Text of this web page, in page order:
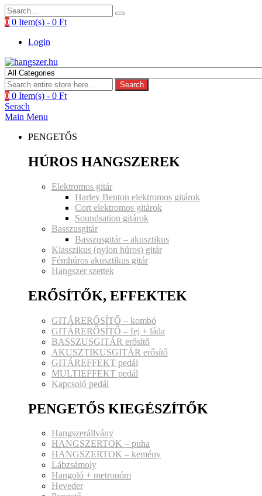
0 0 Item(s) - 0 Ft
Login
Search
0 0 Item(s) - 0 Ft
Serach
Main Menu
PENGETŐS
HÚROS HANGSZEREK
Elektromos gitár
Harley Benton elektromos gitárok
Cort elektromos gitárok
Soundsation gitárok
Basszusgitár
Basszusgitár – akusztikus
Klasszikus (nylon húros) gitár
Fémhúros akusztikus gitár
Hangszer szettek
ERŐSÍTŐK, EFFEKTEK
GITÁRERŐSÍTŐ – kombó
GITÁRERŐSÍTŐ – fej + láda
BASSZUSGITÁR erősítő
AKUSZTIKUSGITÁR erősítő
GITÁREFFEKT pedál
MULTIEFFEKT pedál
Kapcsoló pedál
PENGETŐS KIEGÉSZÍTŐK
Hangszerállvány
HANGSZERTOK – puha
HANGSZERTOK – kemény
Lábzsámoly
Hangoló + metronóm
Heveder